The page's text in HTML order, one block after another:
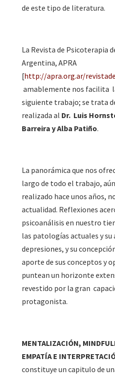
de este tipo de literatura.
La Revista de Psicoterapia
Argentina, APRA
[http://apra.org.ar/
amablemente nos facilita
siguiente trabajo; se trata
realizada al Dr. Luis
Barreira y Alba Patiño.
La panorámica que nos
largo de todo el trabajo,
realizado hace unos años,
actualidad. Reflexiones
psicoanálisis en nuestro
las patologías actuales y su
depresiones, y su
aporte de sus conceptos y
puntean un horizonte
revestido por la gran
protagonista.
MENTALIZACIÓN,
EMPATÍA E
constituye un capitulo de